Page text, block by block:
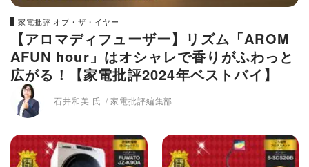
家電批評 オブ・ザ・イヤー
【アロマディフューザー】リズム「AROM
AFUN hour」はオシャレで香りがふわっと
広がる！【家電批評2024年ベストバイ】
石井和美 氏 家電批評編集部